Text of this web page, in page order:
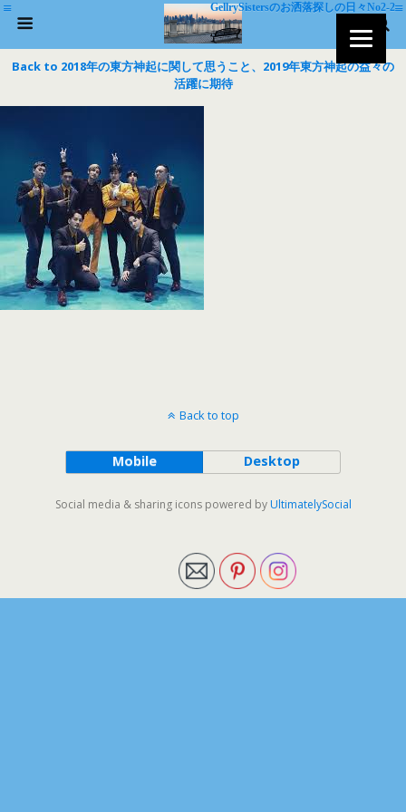
Back to 2018年の東方神起に関して思うこと、2019年東方神起の益々の
活躍に期待
Back to top
Mobile Desktop
Social media & sharing icons powered by UltimatelySocial
GellrySistersのお洒落探しの日々No2-2